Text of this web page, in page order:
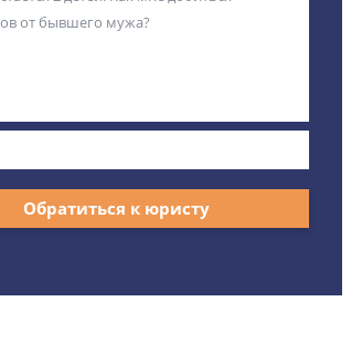
Обратиться к юристу